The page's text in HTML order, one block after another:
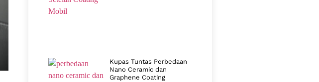
Kupas Tuntas Perbedaan
Nano Ceramic dan
Graphene Coating